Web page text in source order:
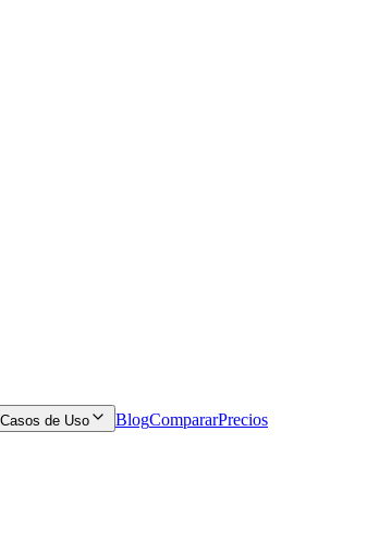
Casos de Uso BlogCompararPrecios